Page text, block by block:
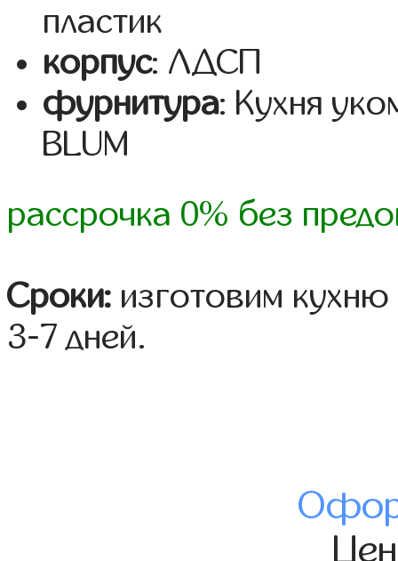
пластик
корпус: ЛДСП
фурнитура: Кухня
BLUM
рассрочка 0% без
Сроки: изготовим
3-7 дней.